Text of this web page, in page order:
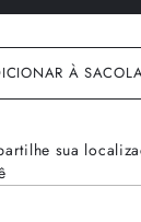
À
sua